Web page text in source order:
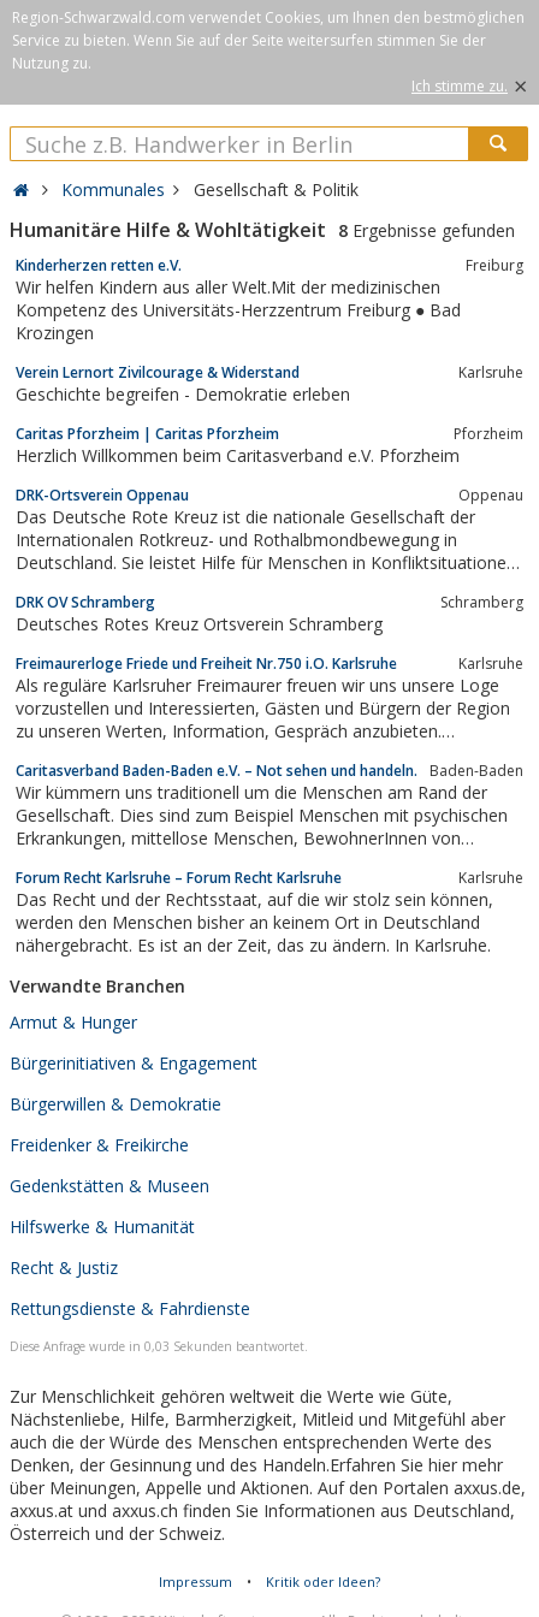
Region-Schwarzwald.com verwendet Cookies, um Ihnen den bestmöglichen
Service zu bieten. Wenn Sie auf der Seite weitersurfen stimmen Sie der
Nutzung zu.
Ich stimme zu. ×
Kommunales Gesellschaft & Politik
Humanitäre Hilfe & Wohltätigkeit 8 Ergebnisse gefunden
Kinderherzen retten e.V. Freiburg
Wir helfen Kindern aus aller Welt.Mit der medizinischen
Kompetenz des Universitäts-Herzzentrum Freiburg ● Bad
Krozingen
Verein Lernort Zivilcourage & Widerstand Karlsruhe
Geschichte begreifen - Demokratie erleben
Caritas Pforzheim | Caritas Pforzheim Pforzheim
Herzlich Willkommen beim Caritasverband e.V. Pforzheim
DRK-Ortsverein Oppenau Oppenau
Das Deutsche Rote Kreuz ist die nationale Gesellschaft der
Internationalen Rotkreuz- und Rothalbmondbewegung in
Deutschland. Sie leistet Hilfe für Menschen in Konfliktsituationen,
DRK OV Schramberg Schramberg
Deutsches Rotes Kreuz Ortsverein Schramberg
Freimaurerloge Friede und Freiheit Nr.750 i.O. Karlsruhe Karlsruhe
Als reguläre Karlsruher Freimaurer freuen wir uns unsere Loge
vorzustellen und Interessierten, Gästen und Bürgern der Region
zu unseren Werten, Information, Gespräch anzubieten.
im Karlsruher Logenhaus statt.
Caritasverband Baden-Baden e.V. – Not sehen und handeln. Baden-Baden
Wir kümmern uns traditionell um die Menschen am Rand der
Gesellschaft. Dies sind zum Beispiel Menschen mit psychischen
Erkrankungen, mittellose Menschen, BewohnerInnen von
wohnungslose Menschen.
Forum Recht Karlsruhe – Forum Recht Karlsruhe Karlsruhe
Das Recht und der Rechtsstaat, auf die wir stolz sein können,
werden den Menschen bisher an keinem Ort in Deutschland
nähergebracht. Es ist an der Zeit, das zu ändern. In Karlsruhe.
Verwandte Branchen
Armut & Hunger
Bürgerinitiativen & Engagement
Bürgerwillen & Demokratie
Freidenker & Freikirche
Gedenkstätten & Museen
Hilfswerke & Humanität
Recht & Justiz
Rettungsdienste & Fahrdienste
Diese Anfrage wurde in 0,03 Sekunden beantwortet.
Zur Menschlichkeit gehören weltweit die Werte wie Güte,
Nächstenliebe, Hilfe, Barmherzigkeit, Mitleid und Mitgefühl aber
auch die der Würde des Menschen entsprechenden Werte des
Denken, der Gesinnung und des Handeln.Erfahren Sie hier mehr
über Meinungen, Appelle und Aktionen. Auf den Portalen axxus.de,
axxus.at und axxus.ch finden Sie Informationen aus Deutschland,
Österreich und der Schweiz.
Impressum • Kritik oder Ideen?